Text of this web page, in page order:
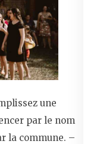
une
par le nom
la commune. –